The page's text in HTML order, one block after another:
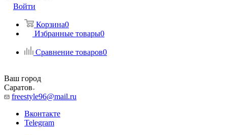
Войти
Корзина0
Избранные товары0
Сравнение товаров0
Ваш город
Саратов
freestyle96@mail.ru
Вконтакте
Telegram